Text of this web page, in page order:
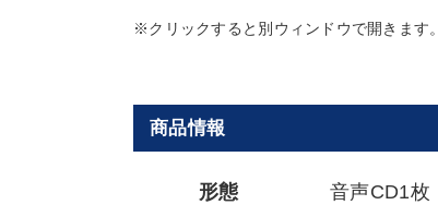
※クリックすると別ウィンドウで開きます。
商品情報
形態
音声CD1枚